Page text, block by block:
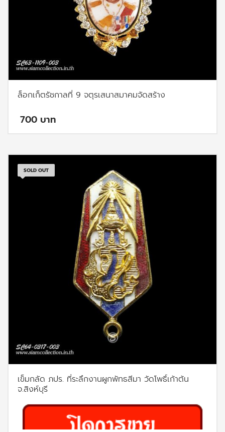
ล็อกเก็ตรัชกาลที่ 9 จตุรเสนาสมาคมจัดสร้าง
700
SOLD OUT
เข็มกลัด ภปร. ที่ระลึกงานผูกพัทธสีมา วัดโพธิ์เก้าต้น
จ.สิงห์บุรี